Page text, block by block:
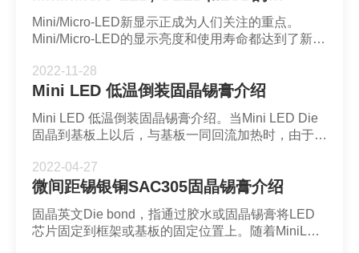
LED封装再通过回流工艺焊接在PCB上。
Mini/Micro-LED新显示正成为人们关注的重点。
Mini/Micro-LED的显示亮度和使用寿命都达到了新高
动态范围。Mini/Micro-LED和OLED芯片都可以用作
发射显示器。在最近几年还诞生了使用mini-LED作
注。
2022-11-28
Mini LED 低温倒装固晶锡膏介绍
Mini LED 低温倒装固晶锡膏介绍。当Mini LED Die
固晶到基板上以后，与基板一同回流加热时，由于热
同，对于本身尺寸在几十微米的焊盘来讲，这种膨胀
大小的差异影响更大。
2022-04-27
微间距锡银铜SAC305固晶锡膏介绍
固晶英文Die bond，指通过胶水或固晶锡膏将LED
芯片固定到框架或基板的固定位置上。随着MiniLED